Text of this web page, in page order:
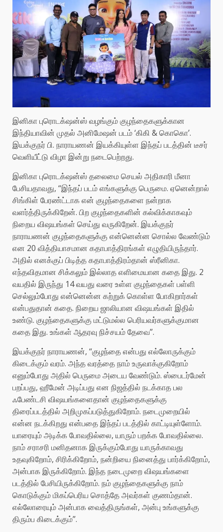
இனிகா புரொடக்‌ஷன்ஸ் வழங்கும் குழந்தைகளுக்கான
இந்தியாவின் முதல் அனிமேஷன் படம் ‘கிகி & கொகொ’.
இயக்குநர் பி. நாராயணன் இயக்கியுள்ள இந்தப் படத்தின் டீசர்
வெளியீட்டு விழா இன்று நடைபெற்றது.
இனிகா புரொடக்‌ஷன்ஸ் தலைமை செயல் அதிகாரி மீனா
பேசியதாவது, “இந்தப் படம் எங்களுக்கு பெருமை. ஏனென்றால்
சிங்கிள் பேரண்ட்டாக என் குழந்தைகளை நன்றாக
வளர்த்திருக்கிறேன். பிற குழந்தைகளின் கல்விக்காகவும்
நிறைய விஷயங்கள் செய்து வருகிறேன். இயக்குநர்
நாராயணன் குழந்தைகளுக்கு என்னென்ன சொல்ல வேண்டும்
என 20 வித்தியாசமான கதாபாத்திரங்கள் எழுதியிருந்தார்.
அதில் எனக்குப் பிடித்த கதாபாத்திரம்தான் ஸ்ரீனிகா.
எந்தவிதமான சிக்கலும் இல்லாத எளிமையான கதை இது. 2
வயதில் இருந்து 14 வயது வரை உள்ள குழந்தைகள் பள்ளி
செல்லும்போது என்னென்ன கற்றுக் கொள்ள போகிறார்கள்
என்பதுதான் கதை. நிறைய ஜாலியான விஷயங்கள் இதில்
உண்டு. குழந்தைகளுக்கு மட்டுமல்ல பெரியவர்களுக்குமான
கதை இது. உங்கள் ஆதரவு நிச்சயம் தேவை”.
இயக்குநர் நாராயணன், “குழந்தை என்பது எல்லோருக்கும்
கிடைக்கும் வரம். அந்த வரத்தை நாம் உருவாக்குகிறோம்
எனும்போது அதில் பெருமை அடைய வேண்டும். ஸ்பைடர்மேன்
பறப்பது, ஹீமேன் அடிப்பது என நிஜத்தில் நடக்காத பல
ஃபேண்டசி விஷயங்களைதான் குழந்தைகளுக்கு
திரைப்படத்தில் அறிமுகப்படுத்துகிறோம். நடைமுறையில்
என்ன நடக்கிறது என்பதை இந்தப் படத்தில் காட்டியுள்ளோம்.
யாரையும் அடிக்க போவதில்லை, யாரும் பறக்க போவதில்லை.
நாம் சராசரி மனிதனாக இருக்கும்போது யாருக்காவது
உதவுகிறோம், சிரிக்கிறோம், நன்றியை நினைத்து பார்க்கிறோம்,
அன்பாக இருக்கிறோம். இந்த நடைமுறை விஷயங்களை
படத்தில் பேசியிருக்கிறோம். நம் குழந்தைகளுக்கு நாம்
கொடுக்கும் மிகப்பெரிய சொத்தே அவர்கள் குணம்தான்.
எல்லோரையும் அன்பாக வைத்திருங்கள், அன்பு உங்களுக்கு
திரும்ப கிடைக்கும்”.